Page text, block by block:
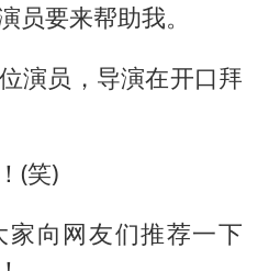
员要来帮助我。
演员，导演在开口拜
(笑)
家向网友们推荐一下